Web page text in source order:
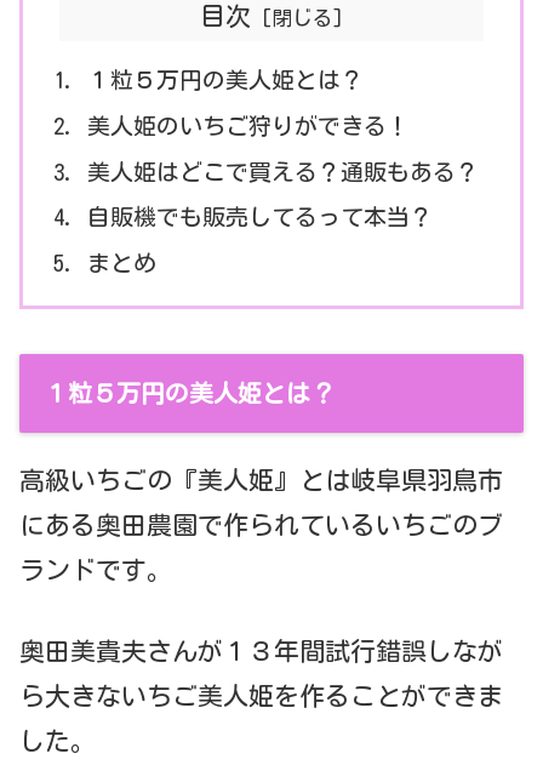
目次
１粒５万円の美人姫とは？
美人姫のいちご狩りができる！
美人姫はどこで買える？通販もある？
自販機でも販売してるって本当？
まとめ
１粒５万円の美人姫とは？
高級いちごの『美人姫』とは岐阜県羽鳥市
にある奥田農園で作られているいちごのブ
ランドです。
奥田美貴夫さんが１３年間試行錯誤しなが
ら大きないちご美人姫を作ることができま
した。